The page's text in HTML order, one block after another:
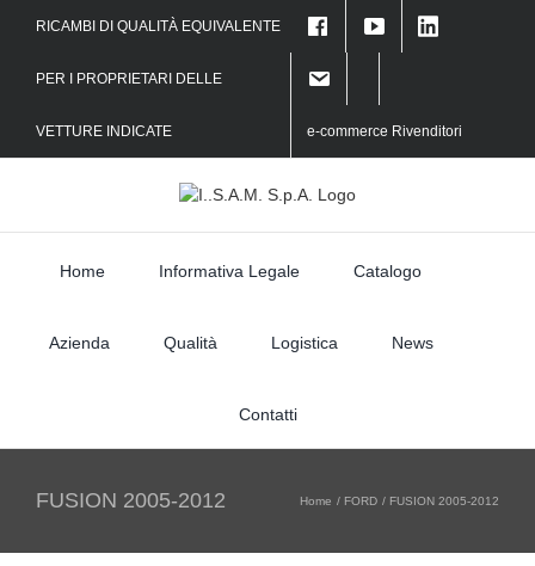
RICAMBI DI QUALITÀ EQUIVALENTE
PER I PROPRIETARI DELLE
VETTURE INDICATE e-commerce Rivenditori
Home Informativa Legale Catalogo
Azienda Qualità Logistica News
Contatti
FUSION 2005-2012 Home FORD FUSION 2005-2012